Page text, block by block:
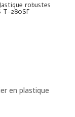
robustes
T-280SF
en plastique